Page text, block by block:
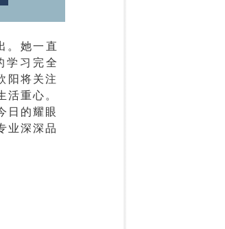
。她一直
学习完全
阳将关注
活重心。
日的耀眼
业深深品